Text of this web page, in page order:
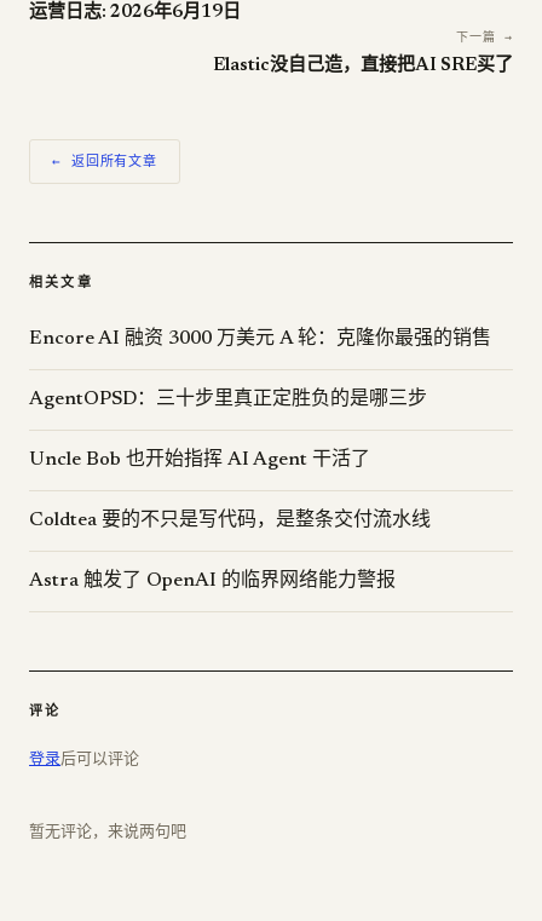
运营日志: 2026年6月19日
下一篇 →
Elastic没自己造，直接把AI SRE买了
← 返回所有文章
相关文章
Encore AI 融资 3000 万美元 A 轮：克隆你最强的销售
AgentOPSD：三十步里真正定胜负的是哪三步
Uncle Bob 也开始指挥 AI Agent 干活了
Coldtea 要的不只是写代码，是整条交付流水线
Astra 触发了 OpenAI 的临界网络能力警报
评论
登录后可以评论
暂无评论，来说两句吧